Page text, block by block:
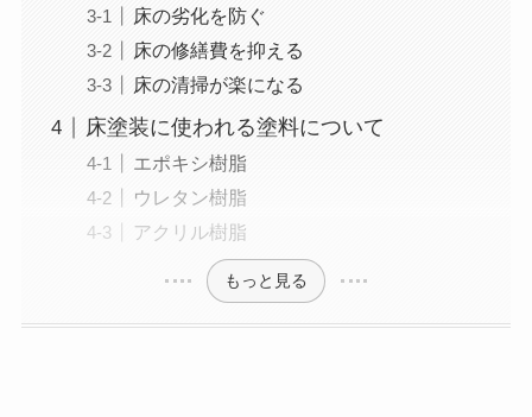
床の劣化を防ぐ
床の修繕費を抑える
床の清掃が楽になる
床塗装に使われる塗料について
エポキシ樹脂
ウレタン樹脂
アクリル樹脂
もっと見る